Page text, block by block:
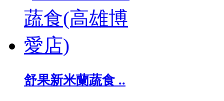
舒果新米蘭蔬食 ..